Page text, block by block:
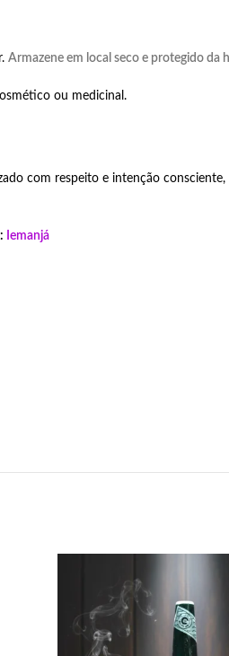
Armazene em local seco e protegido da
ou medicinal.
com respeito e intenção
Iemanjá